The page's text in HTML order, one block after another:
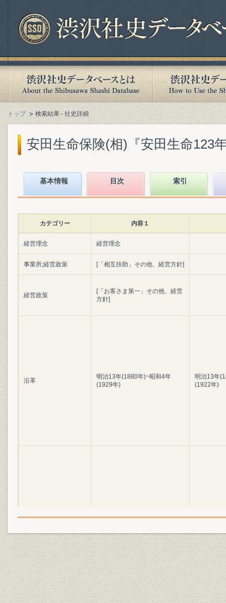
トップ 検索結果 - 社史詳細
安田生命保険(相)『安田生命123
基本情報 目次 索引
カテゴリー 内容１
経営理念 経営理念
事業所;経営政策 [「相互扶助」その他、経営方針]
経営政策
[「お客さま第一」その他、経営
方針]
沿革
明治13年(1880年)~昭和4年
(1929年)
明治13年
(1922年)
沿革
(1945年)
(1944年)